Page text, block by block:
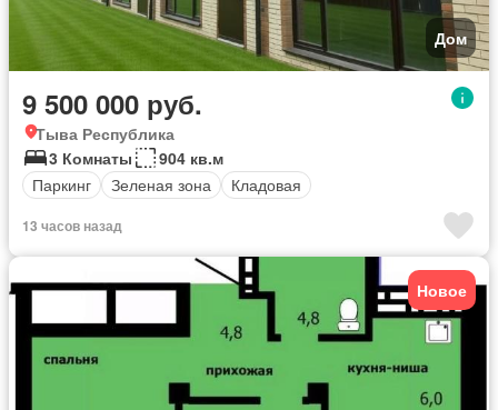
Дом
9 500 000 руб.
Тыва Республика
3 Комнаты
904 кв.м
Паркинг
Зеленая зона Кладовая
13 часов назад
Новое